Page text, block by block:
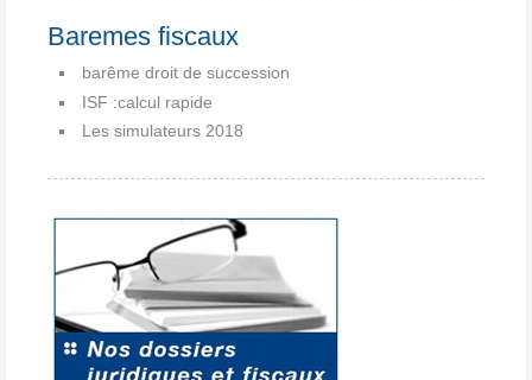
Baremes fiscaux
barême droit de succession
ISF :calcul rapide
Les simulateurs 2018